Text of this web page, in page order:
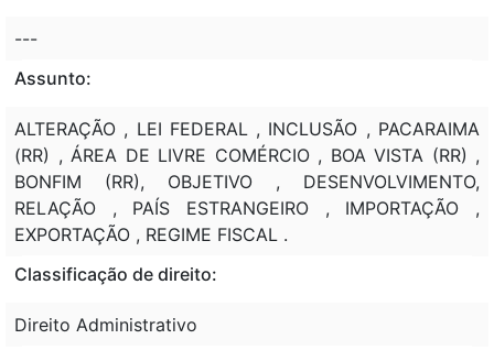
---
Assunto:
ALTERAÇÃO , LEI FEDERAL , INCLUSÃO , PACARAIMA
(RR) , ÁREA DE LIVRE COMÉRCIO , BOA VISTA (RR) ,
BONFIM (RR), OBJETIVO , DESENVOLVIMENTO,
RELAÇÃO , PAÍS ESTRANGEIRO , IMPORTAÇÃO ,
EXPORTAÇÃO , REGIME FISCAL .
Classificação de direito:
Direito Administrativo